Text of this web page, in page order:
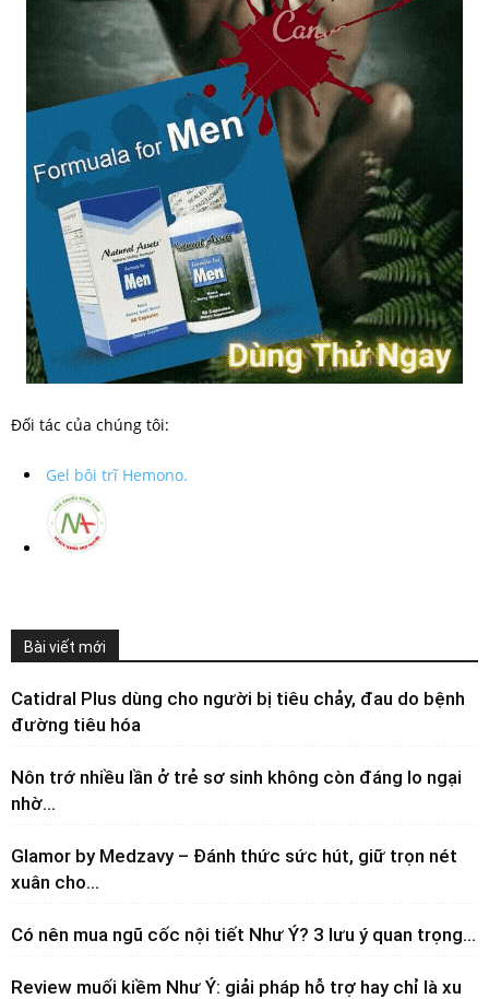
Đối tác của chúng tôi:
Gel bôi trĩ Hemono.
Bài viết mới
Catidral Plus dùng cho người bị tiêu chảy, đau do bệnh
đường tiêu hóa
Nôn trớ nhiều lần ở trẻ sơ sinh không còn đáng lo ngại
nhờ...
Glamor by Medzavy – Đánh thức sức hút, giữ trọn nét
xuân cho...
Có nên mua ngũ cốc nội tiết Như Ý? 3 lưu ý quan trọng...
Review muối kiềm Như Ý: giải pháp hỗ trợ hay chỉ là xu